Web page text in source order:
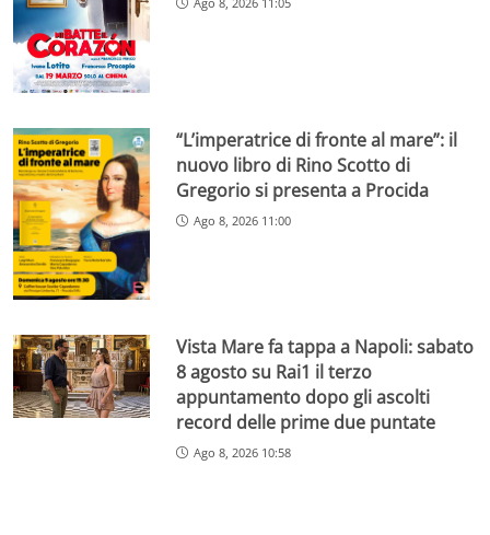
“L’imperatrice di fronte al mare”: il
nuovo libro di Rino Scotto di
Gregorio si presenta a Procida
Ago 8, 2026 11:00
Vista Mare fa tappa a Napoli: sabato
8 agosto su Rai1 il terzo
appuntamento dopo gli ascolti
record delle prime due puntate
Ago 8, 2026 10:58